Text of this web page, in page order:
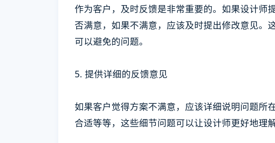
作为客户，及时反馈是非常重要的。如果设计师
否满意，如果不满意，应该及时提出修改意见。
可以避免的问题。
5. 提供详细的反馈意见
如果客户觉得方案不满意，应该详细说明问题所
合适等等，这些细节问题可以让设计师更好地理